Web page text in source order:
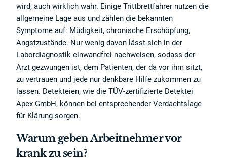
wird, auch wirklich wahr. Einige Trittbrettfahrer nutzen die
allgemeine Lage aus und zählen die bekannten
Symptome auf: Müdigkeit, chronische Erschöpfung,
Angstzustände. Nur wenig davon lässt sich in der
Labordiagnostik einwandfrei nachweisen, sodass der
Arzt gezwungen ist, dem Patienten, der da vor ihm sitzt,
zu vertrauen und jede nur denkbare Hilfe zukommen zu
lassen. Detekteien, wie die TÜV-zertifizierte Detektei
Apex GmbH, können bei entsprechender Verdachtslage
für Klärung sorgen.
Warum geben Arbeitnehmer vor
krank zu sein?